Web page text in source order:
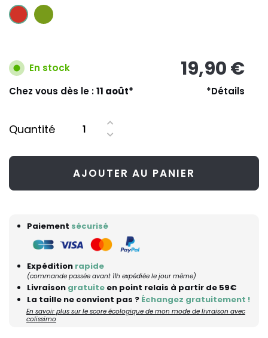
En stock 19,90 €
Chez vous dès le :11 août* *Détails
Quantité
AJOUTER AU PANIER
Paiement sécurisé
Expédition rapide
(commande passée avant 11h expédiée le jour même)
Livraison gratuite en point relais à partir de 59€
La taille ne convient pas ? Échangez gratuitement !
En savoir plus sur le score écologique de mon mode de livraison avec
colissimo